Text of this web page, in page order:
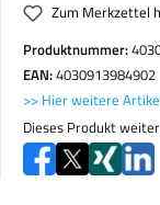
Zum Merkzettel
Produktnummer:
EAN:4030913984902
>> Hier weitere
Dieses Produkt